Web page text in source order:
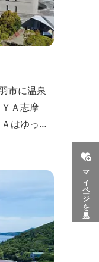
マイページを見る
市に温泉
Ａ志摩
はゆった
目指
景が広が
、正にゆ